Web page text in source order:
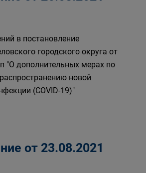
в постановление
городского округа от
"О дополнительных мерах по
новой
(COVID-19)"
от 23.08.2021